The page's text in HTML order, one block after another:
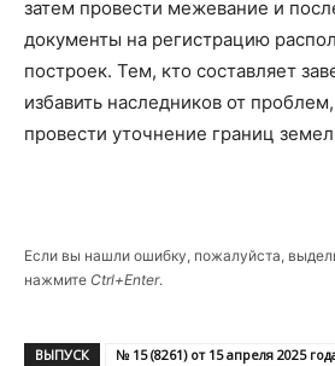
затем провести межевание и
документы на регистрацию
построек. Тем, кто составляет
избавить наследников от
провести уточнение границ
Если вы нашли ошибку, пожалуйста,
нажмите Ctrl+Enter.
ВЫПУСК № 15 (8261) от 15 апреля 2025